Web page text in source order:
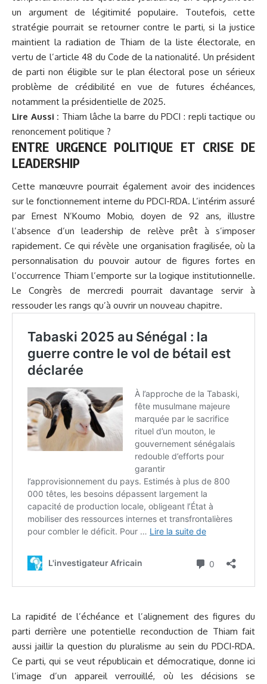
un argument de légitimité populaire. Toutefois, cette
stratégie pourrait se retourner contre le parti, si la justice
maintient la radiation de Thiam de la liste électorale, en
vertu de l’article 48 du Code de la nationalité. Un président
de parti non éligible sur le plan électoral pose un sérieux
problème de crédibilité en vue de futures échéances,
notamment la présidentielle de 2025.
Lire Aussi : Thiam lâche la barre du PDCI : repli tactique ou
renoncement politique ?
ENTRE URGENCE POLITIQUE ET CRISE DE
LEADERSHIP
Cette manœuvre pourrait également avoir des incidences
sur le fonctionnement interne du PDCI-RDA. L’intérim assuré
par Ernest N’Koumo Mobio, doyen de 92 ans, illustre
l’absence d’un leadership de relève prêt à s’imposer
rapidement. Ce qui révèle une organisation fragilisée, où la
personnalisation du pouvoir autour de figures fortes en
l’occurrence Thiam l’emporte sur la logique institutionnelle.
Le Congrès de mercredi pourrait davantage servir à
ressouder les rangs qu’à ouvrir un nouveau chapitre.
La rapidité de l’échéance et l’alignement des figures du
parti derrière une potentielle reconduction de Thiam fait
aussi jaillir la question du pluralisme au sein du PDCI-RDA.
Ce parti, qui se veut républicain et démocratique, donne ici
l’image d’un appareil verrouillé, où les décisions se